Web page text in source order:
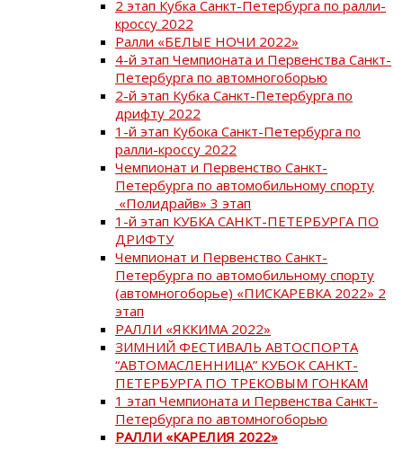
2 этап Кубка Санкт-Петербурга по ралли-
кроссу 2022
Ралли «БЕЛЫЕ НОЧИ 2022»
4-й этап Чемпионата и Первенства Санкт-
Петербурга по автомногоборью
2-й этап Кубка Санкт-Петербурга по
дрифту 2022
1-й этап Кубока Санкт-Петербурга по
ралли-кроссу 2022
Чемпионат и Первенство Санкт-
Петербурга по автомобильному спорту
«Полидрайв» 3 этап
1-й этап КУБКА САНКТ-ПЕТЕРБУРГА ПО
ДРИФТУ
Чемпионат и Первенство Санкт-
Петербурга по автомобильному спорту
(автомногоборье) «ПИСКАРЕВКА 2022» 2
этап
РАЛЛИ «ЯККИМА 2022»
ЗИМНИЙ ФЕСТИВАЛЬ АВТОСПОРТА
“АВТОМАСЛЕННИЦА” КУБОК САНКТ-
ПЕТЕРБУРГА ПО ТРЕКОВЫМ ГОНКАМ
1 этап Чемпионата и Первенства Санкт-
Петербурга по автомногоборью
РАЛЛИ «КАРЕЛИЯ 2022»